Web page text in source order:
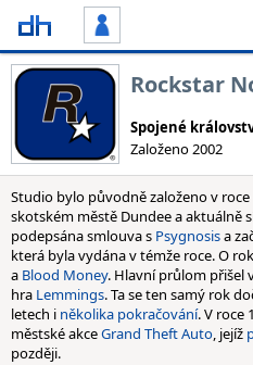
Rockstar
Spojené
Založeno 2002
Studio bylo původně založeno v roce
skotském městě Dundee a aktuálně
podepsána smlouva s Psygnosisa
která byla vydána v témže roce. O
a Blood Money. Hlavní průlom přišel
hra Lemmings. Ta se ten samý rok
letech i několika pokračování. V roce
městské akceGrand Theft Auto, jejíž
později.